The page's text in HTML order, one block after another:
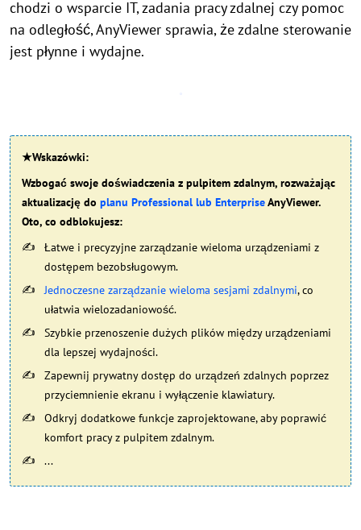
chodzi o wsparcie IT, zadania pracy zdalnej czy pomoc
na odległość, AnyViewer sprawia, że zdalne sterowanie
jest płynne i wydajne.
★Wskazówki:
Wzbogać swoje doświadczenia z pulpitem zdalnym, rozważając
aktualizację do planu Professional lub EnterpriseAnyViewer.
Oto, co odblokujesz:
Łatwe i precyzyjne zarządzanie wieloma urządzeniami z
dostępem bezobsługowym.
Jednoczesne zarządzanie wieloma sesjami zdalnymi, co
ułatwia wielozadaniowość.
Szybkie przenoszenie dużych plików między urządzeniami
dla lepszej wydajności.
Zapewnij prywatny dostęp do urządzeń zdalnych poprzez
przyciemnienie ekranu i wyłączenie klawiatury.
Odkryj dodatkowe funkcje zaprojektowane, aby poprawić
komfort pracy z pulpitem zdalnym.
...